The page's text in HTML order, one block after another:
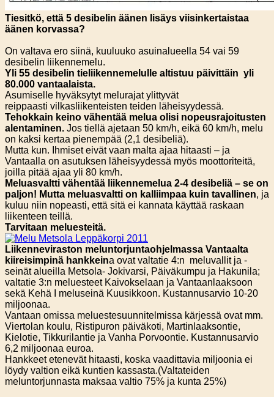
Tiesitkö, että 5 desibelin äänen lisäys viisinkertaistaa
äänen korvassa?
On valtava ero siinä, kuuluuko asuinalueella 54 vai 59
desibelin liikennemelu.
Yli 55 desibelin tieliikennemelulle altistuu päivittäin yli
80.000 vantaalaista.
Asumiselle hyväksytyt melurajat ylittyvät
reippaasti vilkasliikenteisten teiden läheisyydessä.
Tehokkain keino vähentää melua olisi nopeusrajoitusten
alentaminen. Jos tiellä ajetaan 50 km/h, eikä 60 km/h, melu
on kaksi kertaa pienempää (2,1 desibeliä).
Mutta kun. Ihmiset eivät vaan malta ajaa hitaasti – ja
Vantaalla on asutuksen läheisyydessä myös moottoriteitä,
joilla pitää ajaa yli 80 km/h.
Meluasvaltti vähentää liikennemelua 2-4 desibeliä – se on
paljon! Mutta meluasvaltti on kalliimpaa kuin tavallinen, ja
kuluu niin nopeasti, että sitä ei kannata käyttää raskaan
liikenteen teillä.
Tarvitaan meluesteitä.
Liikenneviraston meluntorjuntaohjelmassa Vantaalta
kiireisimpinä hankkeina ovat valtatie 4:n meluvallit ja -
seinät alueilla Metsola- Jokivarsi, Päiväkumpu ja Hakunila;
valtatie 3:n meluesteet Kaivokselaan ja Vantaanlaaksoon
sekä Kehä I meluseinä Kuusikkoon. Kustannusarvio 10-20
miljoonaa.
Vantaan omissa meluestesuunnitelmissa kärjessä ovat mm.
Viertolan koulu, Ristipuron päiväkoti, Martinlaaksontie,
Kielotie, Tikkurilantie ja Vanha Porvoontie. Kustannusarvio
6,2 miljoonaa euroa.
Hankkeet etenevät hitaasti, koska vaadittavia miljoonia ei
löydy valtion eikä kuntien kassasta.(Valtateiden
meluntorjunnasta maksaa valtio 75% ja kunta 25%)